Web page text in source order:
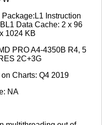
Instruction
Data Cache: 2 x 96
1024 KB
PRO A4-4350B R4, 5
2C+3G
Charts: Q4 2019
NA